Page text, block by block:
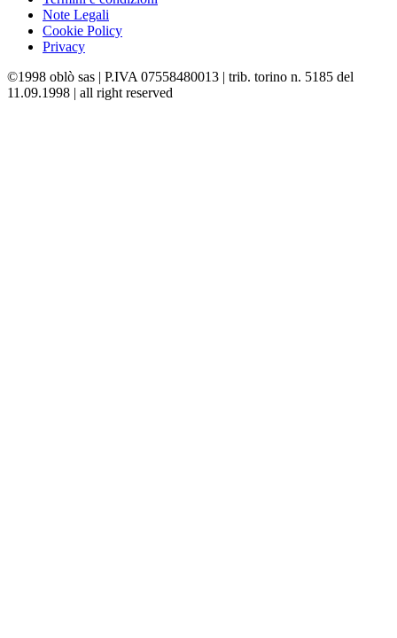
Note Legali
Cookie Policy
Privacy
©1998 oblò sas | P.IVA 07558480013 | trib. torino n. 5185 del
11.09.1998 | all right reserved